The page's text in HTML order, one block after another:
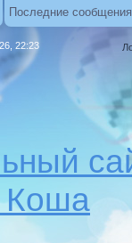
Последние
22:23
Коша